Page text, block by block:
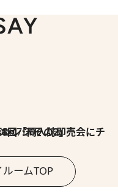
「同人誌即売会にチャレンジ その2」
ームTOP